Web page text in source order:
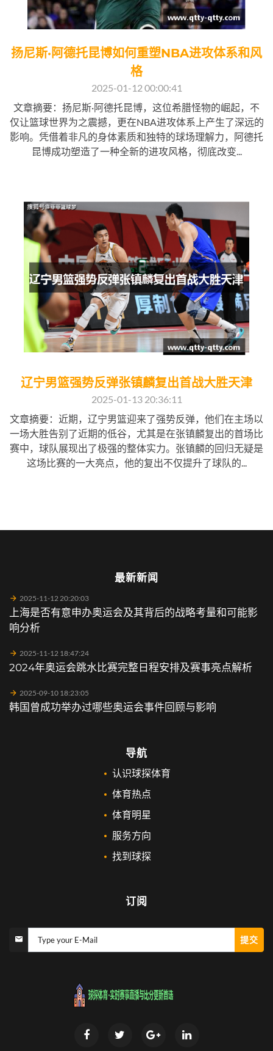
扬尼斯·阿德托昆博如何重塑NBA进攻体系和风
格
2025-01-12 00:00:41
文章摘要：扬尼斯·阿德托昆博，这位希腊怪物的崛起，不
仅让篮球世界为之震撼，更在NBA进攻体系上产生了深远的
影响。凭借着非凡的身体素质和独特的球场理解力，阿德托
昆博成功塑造了一种全新的进攻风格，彻底改变...
辽宁男篮强势反弹张镇麟复出首战大胜天津
2025-01-13 20:36:11
文章摘要：近期，辽宁男篮迎来了强势反弹，他们在主场以
一场大胜告别了近期的低谷，尤其是在张镇麟复出的首场比
赛中，球队展现出了极强的整体实力。张镇麟的回归无疑是
这场比赛的一大亮点，他的复出不仅提升了球队的...
最新新闻
2025-11-12 20:20:03
上海是否有意申办奥运会及其背后的战略考量和可能影
响分析
2025-11-12 18:47:24
2024年奥运会跳水比赛完整日程安排及赛事亮点解析
2025-09-10 18:23:05
韩国曾成功举办过哪些奥运会事件回顾与影响
导航
认识球探体育
体育热点
体育明星
服务方向
找到球探
订阅
Type your E-Mail 提交